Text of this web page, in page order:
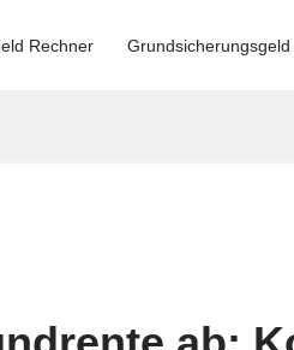
Rechner Grundsicherungsgeld